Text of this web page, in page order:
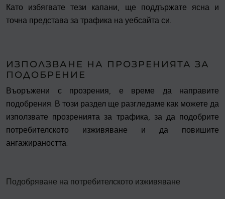
Като избягвате тези капани, ще поддържате ясна и
точна представа за трафика на уебсайта си.
ИЗПОЛЗВАНЕ НА ПРОЗРЕНИЯТА ЗА
ПОДОБРЕНИЕ
Въоръжени с прозрения, е време да направите
подобрения. В този раздел ще разгледаме как можете да
използвате прозренията за трафика, за да подобрите
потребителското изживяване и да повишите
ангажираността.
Подобряване на потребителското изживяване